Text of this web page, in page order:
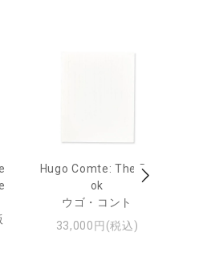
Hugo Comte: The Bo
ok
ウゴ・コント
33,000円(税込)